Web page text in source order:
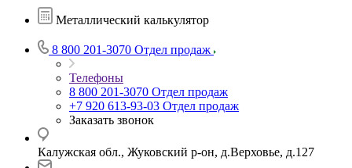
Металлический калькулятор
8 800 201-3070 Отдел продаж
Телефоны
8 800 201-3070 Отдел продаж
+7 920 613-93-03 Отдел продаж
Заказать звонок
Калужская обл., Жуковский р-он, д.Верховье, д.127